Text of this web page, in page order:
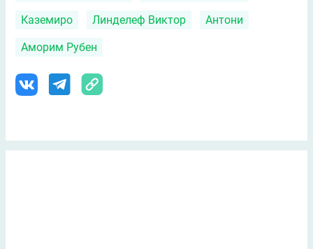
Каземиро Линделеф Виктор Антони
Аморим Рубен